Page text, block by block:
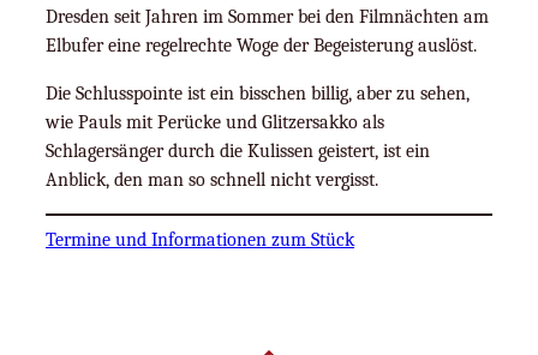
Dresden seit Jahren im Sommer bei den Filmnächten am
Elbufer eine regelrechte Woge der Begeisterung auslöst.
Die Schlusspointe ist ein bisschen billig, aber zu sehen,
wie Pauls mit Perücke und Glitzersakko als
Schlagersänger durch die Kulissen geistert, ist ein
Anblick, den man so schnell nicht vergisst.
Termine und Informationen zum Stück